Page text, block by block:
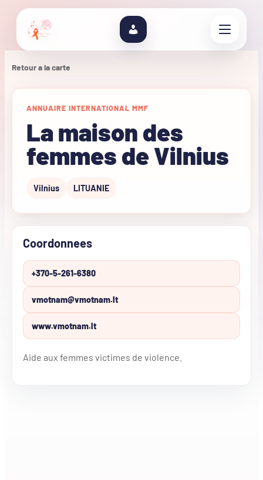
Retour a la carte
ANNUAIRE INTERNATIONAL MMF
La maison des
femmes de Vilnius
Vilnius LITUANIE
Coordonnees
+370-5-261-6380
vmotnam@vmotnam.lt
www.vmotnam.lt
Aide aux femmes victimes de violence.